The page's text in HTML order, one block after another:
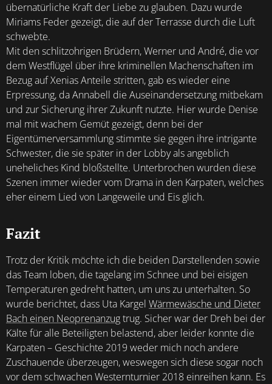
übernatürliche Kraft der Liebe zu glauben. Dazu wurde
Miriams Feder gezeigt, die auf der Terrasse durch die Luft
schwebte.
Mit den schlitzohrigen Brüdern, Werner und André, die vor
dem Westflügel über ihre kriminellen Machenschaften im
Bezug auf Xenias Anteile stritten, gab es wieder eine
Erpressung, da Annabell die Auseinandersetzung mitbekam
und zur Sicherung ihrer Zukunft nutzte. Hier wurde Denise
mal mit wachem Gemüt gezeigt, denn bei der
Eigentümerversammlung stimmte sie gegen ihre intrigante
Schwester, die sie später in der Lobby als angeblich
uneheliches Kind bloßstellte. Unterbrochen wurden diese
Szenen immer wieder vom Drama in den Karpaten, welches
eher einem Lied von Langeweile und Eis glich.
Fazit
Trotz der Kritik möchte ich die beiden Darstellenden sowie
das Team loben, die tagelang im Schnee und bei eisigen
Temperaturen gedreht hatten, um uns zu unterhalten. So
wurde berichtet, dass Uta Kargel Wärmewäsche und Dieter
Bach einen Neoprenanzugtrug. Sicher war der Dreh bei der
Kälte für alle Beteiligten belastend, aber leider konnte die
Karpaten – Geschichte 2019 weder mich noch andere
Zuschauende überzeugen, weswegen sich diese sogar noch
vor dem schwachen Westernturnier 2018 einreihen kann. Es